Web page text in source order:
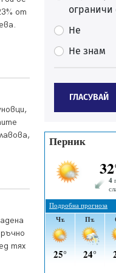
от
тях
Перник
Вече няма
05.08.2026,
След
младежи и
Перник
тротинетки
нощна
05.08.2026,
По-малко
Пернишко от
годината
Не
Не знам
ГЛАСУВАЙ